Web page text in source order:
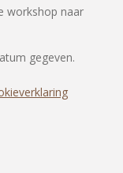
workshop naar
gegeven.